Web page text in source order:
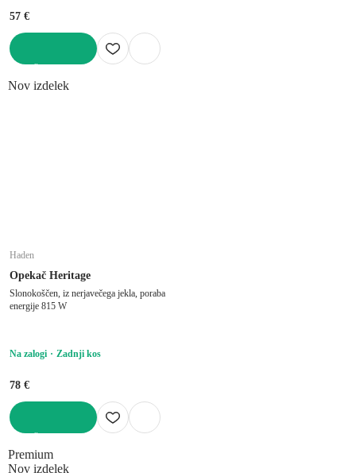
57 €
Nov izdelek
Haden
Opekač Heritage
Slonokoščen, iz nerjavečega jekla, poraba
energije 815 W
Na zalogi Zadnji kos
78 €
Premium
Nov izdelek